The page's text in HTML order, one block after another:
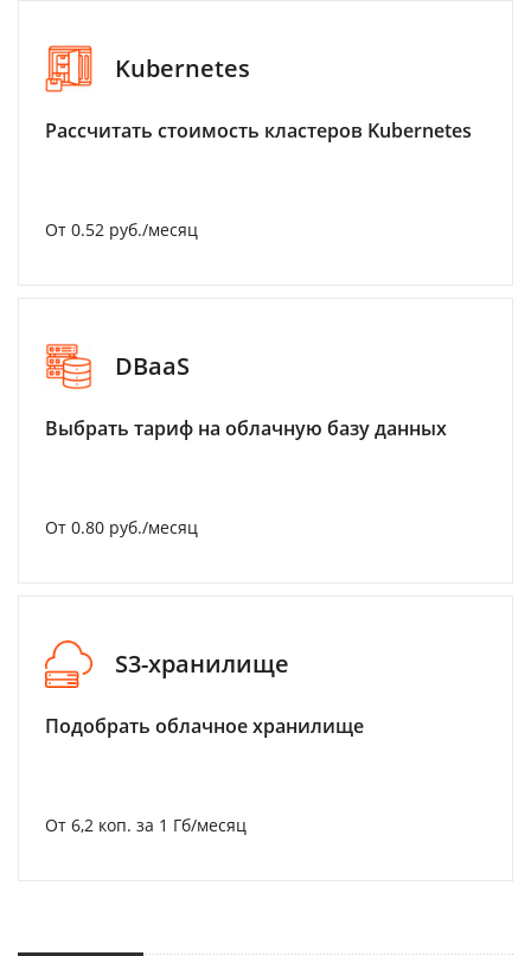
Kubernetes
Рассчитать стоимость кластеров Kubernetes
От 0.52 руб./месяц
DBaaS
Выбрать тариф на облачную базу данных
От 0.80 руб./месяц
S3-хранилище
Подобрать облачное хранилище
От 6,2 коп. за 1 Гб/месяц